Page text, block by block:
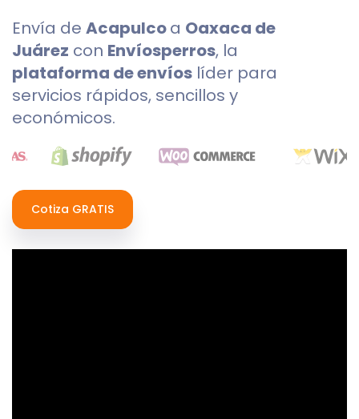
Envía de Acapulcoa Oaxaca de
Juárez con Envíosperros, la
plataforma de envíos líder para
servicios rápidos, sencillos y
económicos.
Cotiza GRATIS